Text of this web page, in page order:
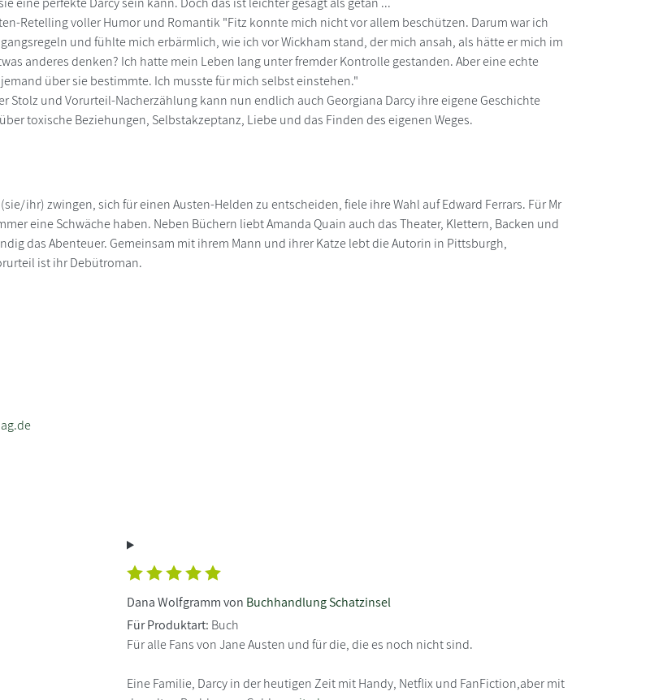
Retelling voller Humor und Romantik "Fitz konnte mich nicht vor allem beschützen. Darum war ich
und fühlte mich erbärmlich, wie ich vor Wickham stand, der mich ansah, als hätte er mich im
anderes denken? Ich hatte mein Leben lang unter fremder Kontrolle gestanden. Aber eine echte
über sie bestimmte. Ich musste für mich selbst einstehen."
Stolz und Vorurteil-Nacherzählung kann nun endlich auch Georgiana Darcy ihre eigene Geschichte
toxische Beziehungen, Selbstakzeptanz, Liebe und das Finden des eigenen Weges.
ihr) zwingen, sich für einen Austen-Helden zu entscheiden, fiele ihre Wahl auf Edward Ferrars. Für Mr
eine Schwäche haben. Neben Büchern liebt Amanda Quain auch das Theater, Klettern, Backen und
das Abenteuer. Gemeinsam mit ihrem Mann und ihrer Katze lebt die Autorin in Pittsburgh,
ist ihr Debütroman.
Dana Wolfgramm von Buchhandlung Schatzinsel
Für Produktart: Buch
Für alle Fans von Jane Austen und für die, die es noch nicht sind.
Eine Familie, Darcy in der heutigen Zeit mit Handy, Netflix und FanFiction,aber mit